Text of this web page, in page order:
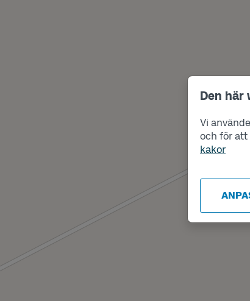
Den här
Vi
och för att
kakor